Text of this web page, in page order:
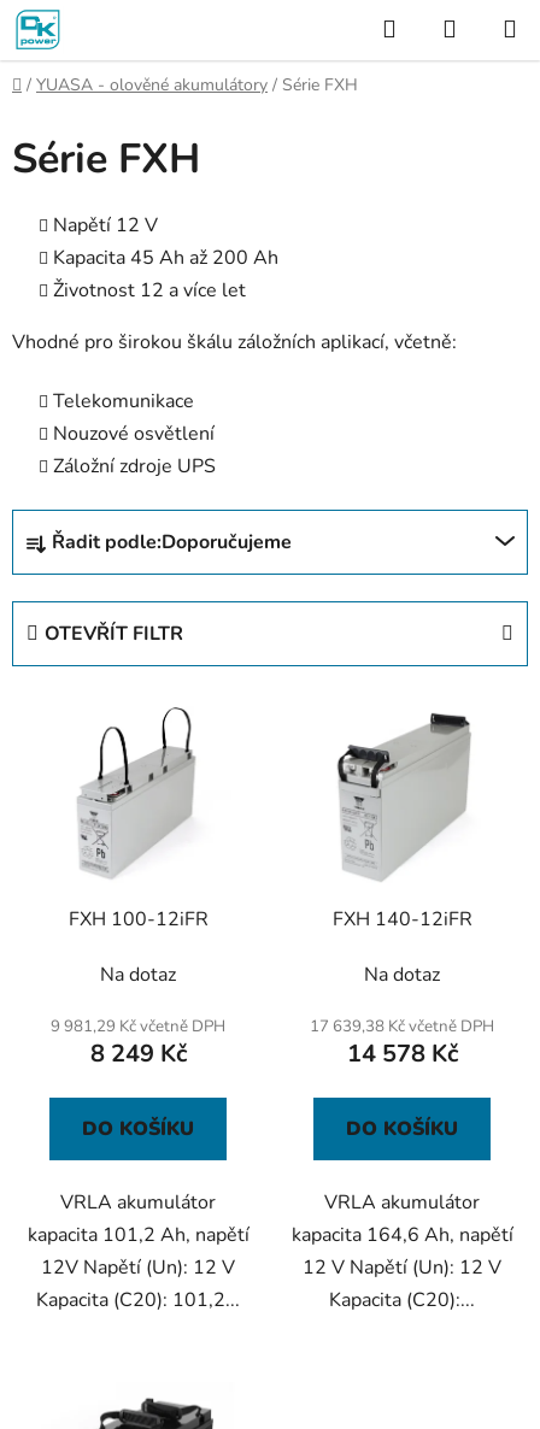
Přejít
obsah
Hledat
KOŠÍK
Domů
/ YUASA - olověné akumulátory / Série FXH
Série FXH
Napětí 12 V
Kapacita 45 Ah až 200 Ah
Životnost 12 a více let
Vhodné pro širokou škálu záložních aplikací, včetně:
Telekomunikace
Nouzové osvětlení
Záložní zdroje UPS
Ř
z
Řadit podle:Doporučujeme
OTEVŘÍT FILTR
FXH 100-12iFR
Na dotaz
9 981,29 Kč včetně DPH
8 249 Kč
DO KOŠÍKU
VRLA akumulátor
kapacita 101,2 Ah, napětí
12V Napětí (Un): 12 V
Kapacita (C20): 101,2...
FXH 140-12iFR
Na dotaz
17 639,38 Kč včetně DPH
14 578 Kč
DO KOŠÍKU
VRLA akumulátor
kapacita 164,6 Ah, napětí
12 V Napětí (Un): 12 V
Kapacita (C20):...